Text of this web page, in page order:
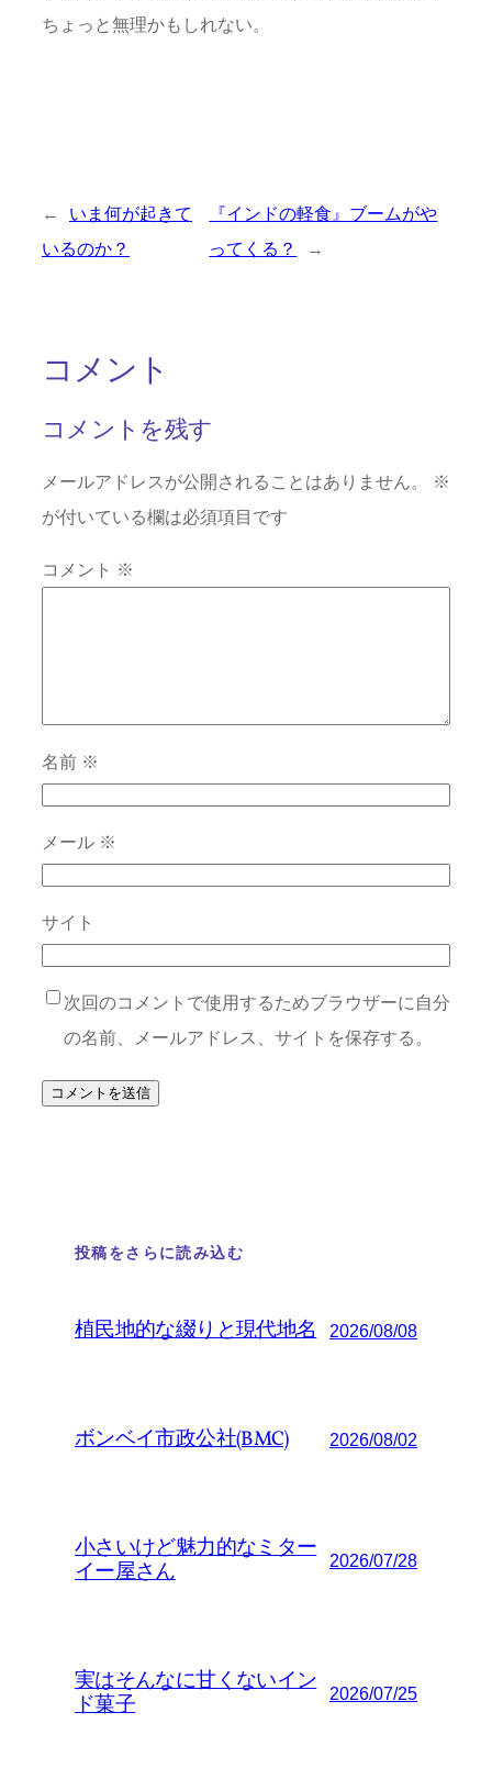
ちょっと無理かもしれない。
←
いま何が起きて
いるのか？
『インドの軽食』ブームがや
ってくる？
→
コメント
コメントを残す
メールアドレスが公開されることはありません。
※
が付いている欄は必須項目です
コメント ※
名前 ※
メール ※
サイト
次回のコメントで使用するためブラウザーに自分
の名前、メールアドレス、サイトを保存する。
投稿をさらに読み込む
植民地的な綴りと現代地名 2026/08/08
ボンベイ市政公社(BMC) 2026/08/02
小さいけど魅力的なミター
イー屋さん
2026/07/28
実はそんなに甘くないイン
ド菓子
2026/07/25